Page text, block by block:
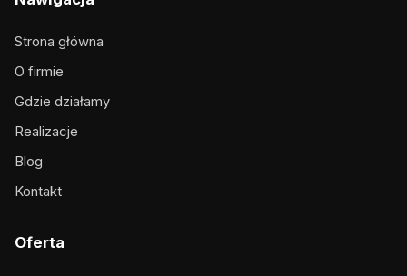
Strona główna
O firmie
Gdzie działamy
Realizacje
Blog
Kontakt
Oferta